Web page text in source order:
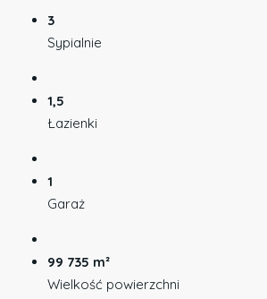
3
Sypialnie
1,5
Łazienki
1
Garaż
99 735 m²
Wielkość powierzchni